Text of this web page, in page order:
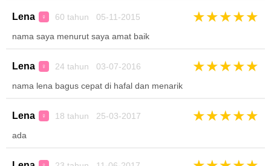
Lena ♀ 60 tahun 05-11-2015 ★★★★★
nama saya menurut saya amat baik
Lena ♀ 24 tahun 03-07-2016 ★★★★★
nama lena bagus cepat di hafal dan menarik
Lena ♀ 18 tahun 25-03-2017 ★★★★★
ada